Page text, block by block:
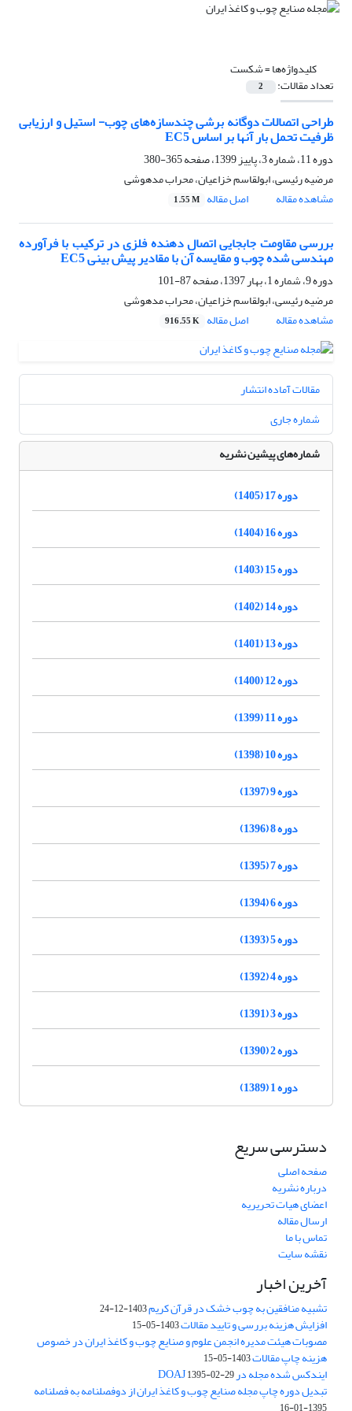
کلیدواژه‌ها =شکست
تعداد مقالات: 2
طراحی اتصالات دوگانه برشی چندسازه‌های چوب- استیل و ارزیابی
ظرفیت تحمل بار آنها بر اساس EC5
دوره 11، شماره 3، پاییز 1399، صفحه
365-380
مرضیه رئیسی، ابولقاسم خزاعیان، محراب مدهوشی
مشاهده مقاله
اصل مقاله 1.55 M
بررسی مقاومت جابجایی اتصال دهنده فلزی در ترکیب با فرآورده
مهندسی شده چوب و مقایسه آن با مقادیر پیش بینی EC5
دوره 9، شماره 1، بهار 1397، صفحه
87-101
مرضیه رئیسی، ابولقاسم خزاعیان، محراب مدهوشی
مشاهده مقاله
اصل مقاله 916.55 K
مقالات آماده انتشار
شماره جاری
شماره‌های پیشین نشریه
دوره 17 (1405)
دوره 16 (1404)
دوره 15 (1403)
دوره 14 (1402)
دوره 13 (1401)
دوره 12 (1400)
دوره 11 (1399)
دوره 10 (1398)
دوره 9 (1397)
دوره 8 (1396)
دوره 7 (1395)
دوره 6 (1394)
دوره 5 (1393)
دوره 4 (1392)
دوره 3 (1391)
دوره 2 (1390)
دوره 1 (1389)
دسترسی سریع
صفحه اصلی
درباره نشریه
اعضای هیات تحریریه
ارسال مقاله
تماس با ما
نقشه سایت
آخرین اخبار
تشبیه منافقین به چوب خشک در قرآن کریم1403-12-24
افزایش هزینه بررسی و تایید مقالات1403-05-15
مصوبات هیئت مدیره انجمن علوم و صنایع چوب و کاغذ ایران در خصوص
هزینه چاپ مقالات1403-05-15
ایندکس شده مجله در DOAJ1395-02-29
تبدیل دوره چاپ مجله صنایع چوب و کاغذ ایران از دوفصلنامه به فصلنامه